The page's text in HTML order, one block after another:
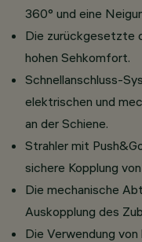
360° und eine
Die zurückgesetzte
hohen Sehkomfort.
Schnellanschluss-
elektrischen und
an der Schiene.
Strahler mit
sichere Kopplung
Die mechanische
Auskopplung des
Die Verwendung